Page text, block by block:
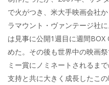
で火がつき、米大手映画会社
ラマウント・ヴァンテージ社
は見事に公開1週目に週間BOX
めた。その後も世界中の映画
ミー賞にノミネートされるま
支持と共に大きく成長したこ